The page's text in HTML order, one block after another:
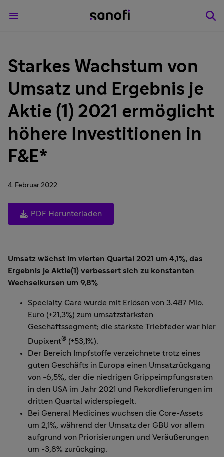
Starkes Wachstum von
Umsatz und Ergebnis je
Aktie (1) 2021 ermöglicht
höhere Investitionen in
F&E*
4. Februar 2022
PDF Herunterladen
Umsatz wächst im vierten Quartal 2021 um 4,1%, das
Ergebnis je Aktie(1) verbessert sich zu konstanten
Wechselkursen um 9,8%
Specialty Care wurde mit Erlösen von 3.487 Mio.
Euro (+21,3%) zum umsatzstärksten
Geschäftssegment; die stärkste Triebfeder war hier
Dupixent® (+53,1%).
Der Bereich Impfstoffe verzeichnete trotz eines
guten Geschäfts in Europa einen Umsatzrückgang
von -6,5%, der die niedrigen Grippeimpfungsraten
in den USA im Jahr 2021 und Rekordlieferungen im
dritten Quartal widerspiegelt.
Bei General Medicines wuchsen die Core-Assets
um 2,1%, während der Umsatz der GBU vor allem
aufgrund von Priorisierungen und Veräußerungen
um -3,8% zurückging.